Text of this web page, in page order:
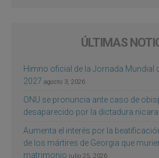
ÚLTIMAS
Himno oficial de la Jornada Mundial
2027 agosto 3, 2026
ONU se pronuncia ante caso de
desaparecido por la dictadura
Aumenta el interés por la
de los mártires de Georgia que
matrimonio julio 25, 2026